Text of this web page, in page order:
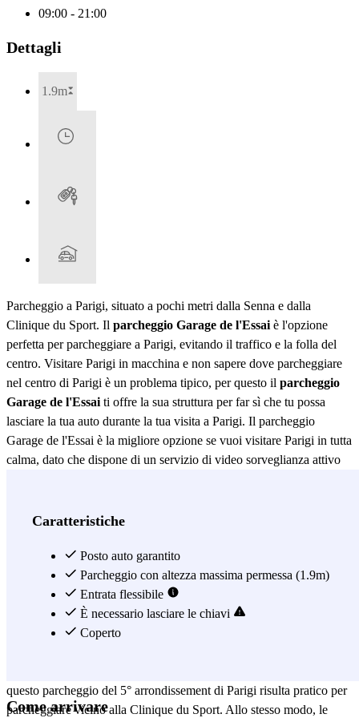
09:00 - 21:00
Dettagli
1.9m
Parcheggio a Parigi, situato a pochi metri dalla Senna e dalla
Clinique du Sport. Il parcheggio Garage de l'Essai è l'opzione
perfetta per parcheggiare a Parigi, evitando il traffico e la folla del
centro. Visitare Parigi in macchina e non sapere dove parcheggiare
nel centro di Parigi è un problema tipico, per questo il parcheggio
Garage de l'Essai ti offre la sua struttura per far sì che tu possa
lasciare la tua auto durante la tua visita a Parigi. Il parcheggio
Garage de l'Essai è la migliore opzione se vuoi visitare Parigi in tutta
calma, dato che dispone di un servizio di video sorveglianza attivo
giardino botanico, dentro al quale si trovano il Museo Nazionale di
piazzale Milne-Edward. Allo stesso modo, nel Jardin des Plantes
avrai anche la possibilità di visitare la zooteca, alcune serre e la
Galleria di Botanica e Geologia. Queste sono solo alcune delle
ragioni per cui parcheggiare vicino al Jardin des Plantes durante la
tua visita a Parigi. A circa 400 metri dal parcheggio Garage de
questo parcheggio del 5° arrondissement di Parigi risulta pratico per
parcheggiare vicino alla Clinique du Sport. Allo stesso modo, le
Caratteristiche
Posto auto garantito
Parcheggio con altezza massima permessa (1.9m)
Entrata flessibile
È necessario lasciare le chiavi
Coperto
Come arrivare